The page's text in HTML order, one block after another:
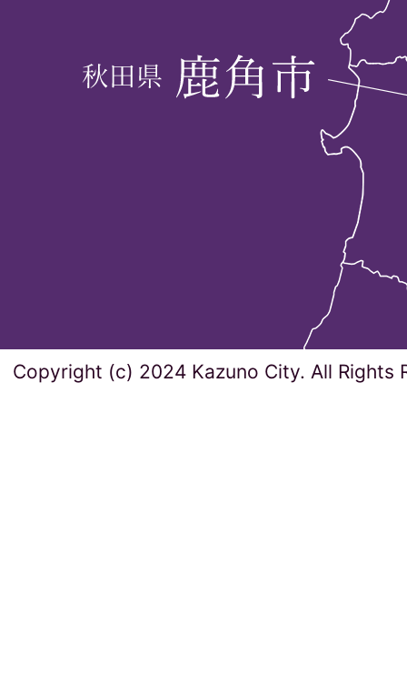
Copyright (c) 2024 Kazuno City. All Rights